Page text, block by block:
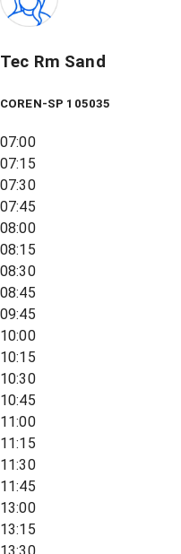
Tec Rm Sand
COREN-SP 105035
07:00
07:15
07:30
07:45
08:00
08:15
08:30
08:45
09:45
10:00
10:15
10:30
10:45
11:00
11:15
11:30
11:45
13:00
13:15